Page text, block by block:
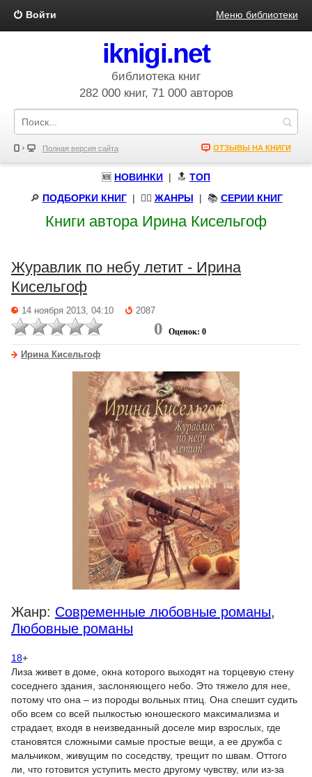
Войти Меню библиотеки
iknigi.net
библиотека книг
282 000 книг, 71 000 авторов
Полная версия сайта ОТЗЫВЫ НА КНИГИ
🆕 НОВИНКИ | 🔝 ТОП
🔎 ПОДБОРКИ КНИГ| 🧝‍♀️ ЖАНРЫ | 📚 СЕРИИ КНИГ
Книги автора Ирина Кисельгоф
Журавлик по небу летит - Ирина
Кисельгоф
14 ноября 2013, 04:10 2087
0 Оценок: 0
Ирина Кисельгоф
Жанр: Современные любовные романы,
Любовные романы
18+
Лиза живет в доме, окна которого выходят на торцевую стену
соседнего здания, заслоняющего небо. Это тяжело для нее,
потому что она – из породы вольных птиц. Она спешит судить
обо всем со всей пылкостью юношеского максимализма и
страдает, входя в неизведанный доселе мир взрослых, где
становятся сложными самые простые вещи, а ее дружба с
мальчиком, живущим по соседству, трещит по швам. Оттого
ли, что готовится уступить место другому чувству, или из-за